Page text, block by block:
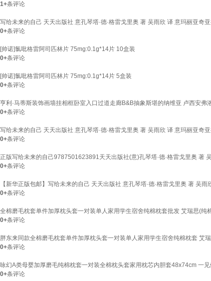
1+条评论
写给未来的自己 天天出版社 意孔琴塔·德·格雷戈里奥 著 吴雨欣 译 意玛丽亚奇
0+条评论
[帅诺]氯吡格雷阿司匹林片 75mg:0.1g*14片 10盒装
0+条评论
[帅诺]氯吡格雷阿司匹林片 75mg:0.1g*14片 5盒装
0+条评论
亨利·马蒂斯装饰画墙挂相框卧室入口过道走廊B&B抽象斯堪的纳维亚 卢西安
0+条评论
写给未来的自己 天天出版社 意孔琴塔·德·格雷戈里奥 著 吴雨欣 译 意玛丽亚奇
0+条评论
正版写给未来的自己9787501623891天天出版社(意)孔琴塔·德·格雷戈里奥 著
0+条评论
【新华正版包邮】写给未来的自己 天天出版社 意孔琴塔·德·格雷戈里奥 著 吴
0+条评论
全棉磨毛枕套单件加厚枕头套一对装单人家用学生宿舍纯棉枕套批发 艾瑞思(纯
0+条评论
胖东来同款全棉磨毛枕套单件加厚枕头套一对装单人家用学生宿舍纯棉枕套 艾
0+条评论
咏幻A类母婴加厚磨毛纯棉枕套一对装全棉枕头套家用枕芯内胆套48x74cm 一
0+条评论